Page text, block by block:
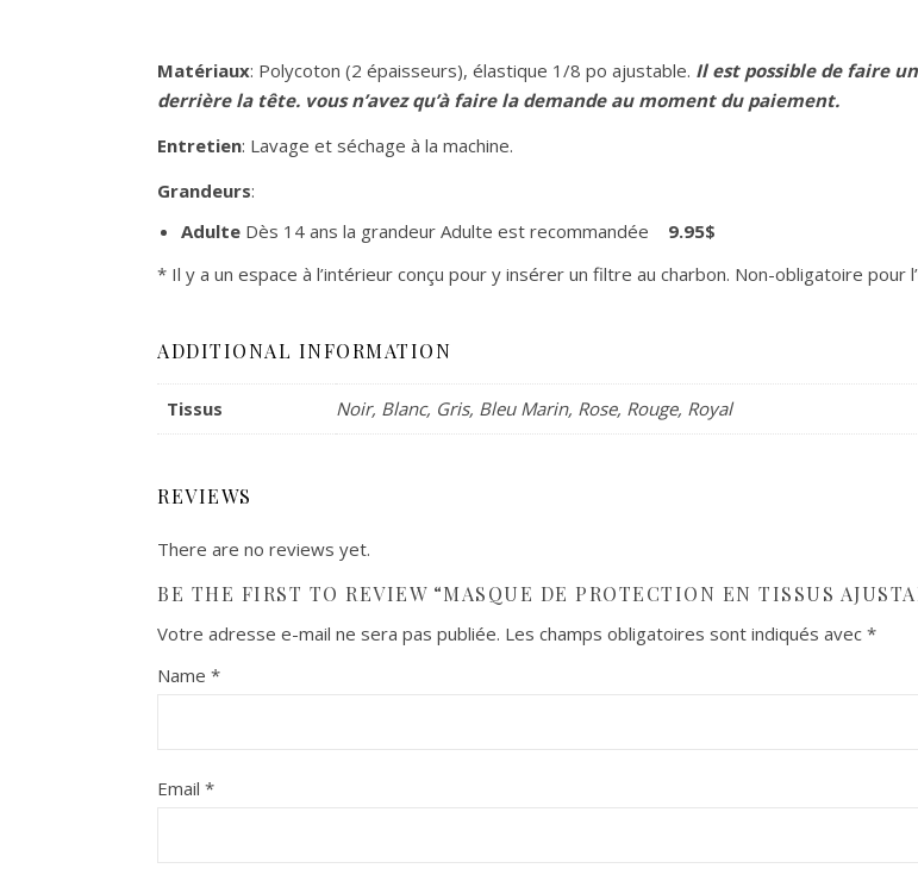
Matériaux: Polycoton (2 épaisseurs), élastique 1/8 po ajustable. Il est possible de faire
derrière la tête. vous n’avez qu’à faire la demande au moment du paiement.
Entretien: Lavage et séchage à la machine.
Grandeurs:
Adulte Dès 14 ans la grandeur Adulte est recommandée 9.95$
* Il y a un espace à l’intérieur conçu pour y insérer un filtre au charbon. Non-obligatoire pour
ADDITIONAL INFORMATION
Tissus Noir, Blanc, Gris, Bleu Marin, Rose, Rouge, Royal
REVIEWS
There are no reviews yet.
BE THE FIRST TO REVIEW “MASQUE DE PROTECTION EN TISSUS
Votre adresse e-mail ne sera pas publiée. Les champs obligatoires sont indiqués avec *
Name *
Email *